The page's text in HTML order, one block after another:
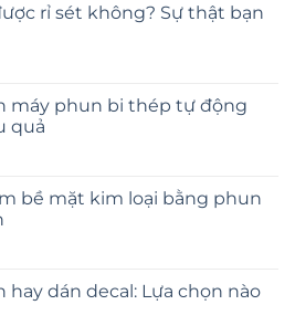
rỉ sét không? Sự thật bạn
máy phun bi thép tự động
quả
bề mặt kim loại bằng phun
hay dán decal: Lựa chọn nào